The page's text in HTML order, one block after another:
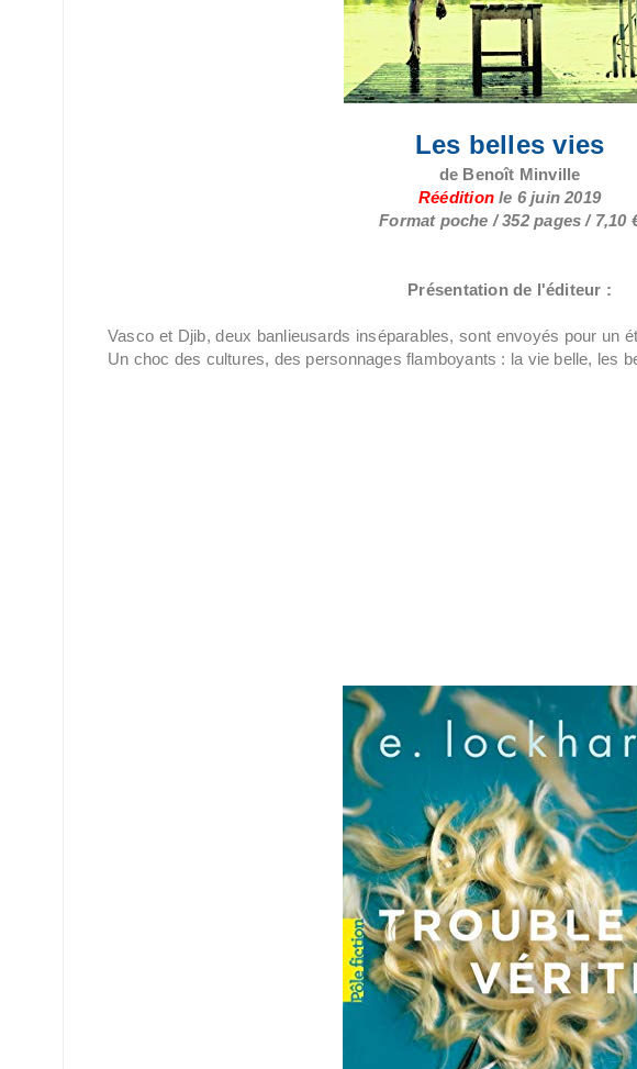
Les belles vies
de Benoît Minville
Rééditionle 6 juin 2019
Format poche / 352 pages / 7,10
Présentation de l'éditeur :
Vasco et Djib, deux banlieusards inséparables, sont envoyés pour un
Un choc des cultures, des personnages flamboyants : la vie belle, les